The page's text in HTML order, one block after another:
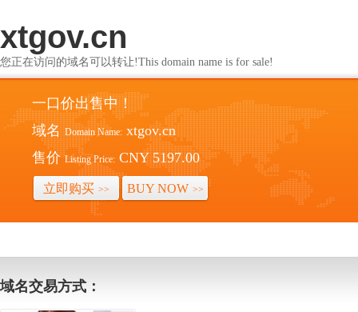
xtgov.cn
您正在访问的域名可以转让!This domain name is for sale!
一口价出售中！
域名 Domain Name: xtgov.cn
售价 Listing Price: CNY 5197.00
立即购买 >> BUY NOW >>
域名交易方式：